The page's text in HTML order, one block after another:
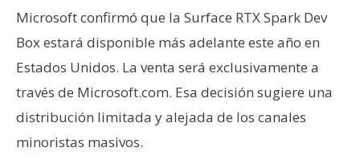
Microsoft confirmó que la Surface RTX Spark Dev
Box estará disponible más adelante este año en
Estados Unidos. La venta será exclusivamente a
través de Microsoft.com. Esa decisión sugiere una
distribución limitada y alejada de los canales
minoristas masivos.